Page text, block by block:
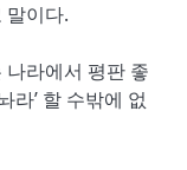
말이다.
라에서 평판 좋
라’ 할 수밖에 없